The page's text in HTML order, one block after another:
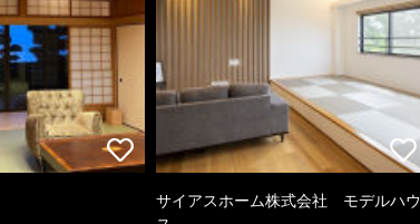
サイアスホーム株式会社 モデルハウ